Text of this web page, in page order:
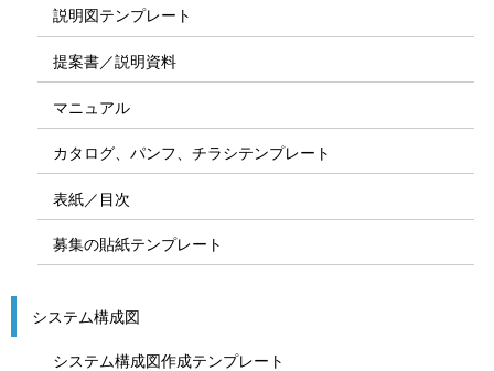
説明図テンプレート
提案書／説明資料
マニュアル
カタログ、パンフ、チラシテンプレート
表紙／目次
募集の貼紙テンプレート
システム構成図
システム構成図作成テンプレート